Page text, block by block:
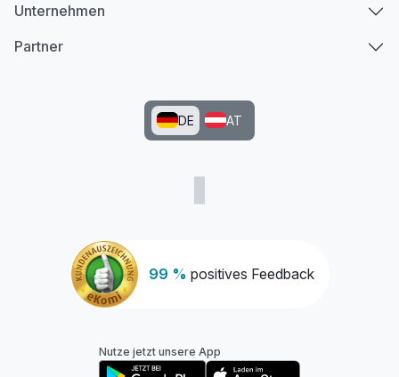
99 % positives Feedback
Unternehmen
Partner
DE AT
Nutze jetzt unsere App